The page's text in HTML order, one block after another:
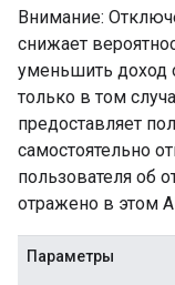
Внимание:
снижает
уменьшить доход
только в том
предоставляет
самостоятельно
пользователя об
отражено в этом
Параметры